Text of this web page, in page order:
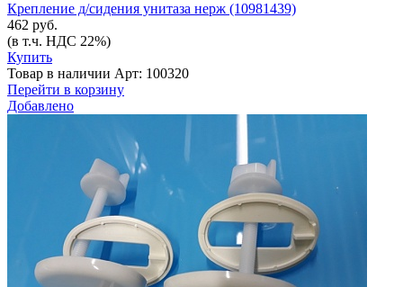
Крепление д/сидения унитаза нерж (10981439)
462 руб.
(в т.ч. НДС 22%)
Купить
Товар в наличии Арт: 100320
Перейти в корзину
Добавлено